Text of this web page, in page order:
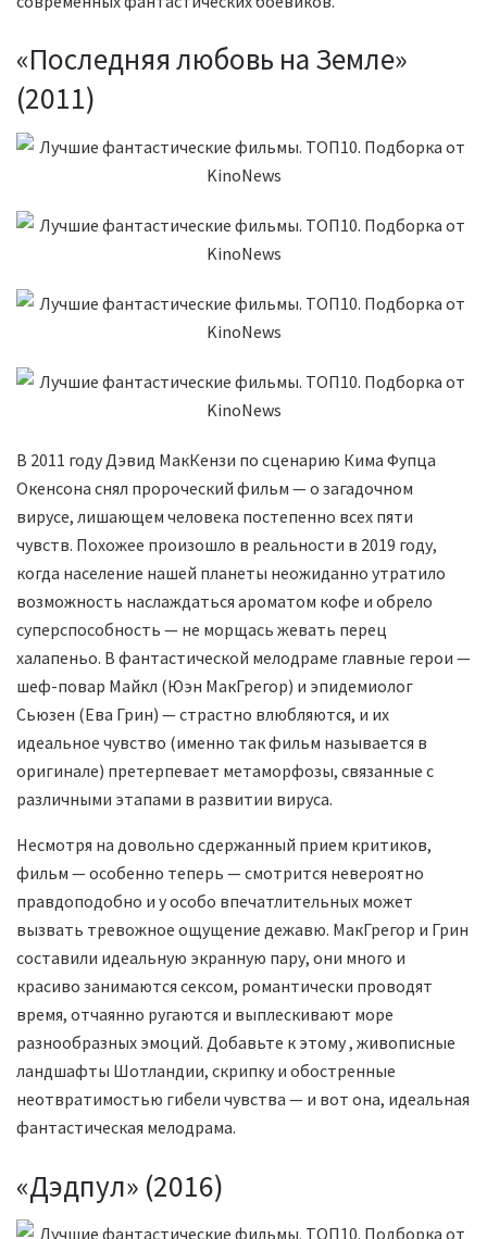
«Последняя любовь на Земле»
(2011)
В 2011 году Дэвид МакКензи по сценарию Кима Фупца
Окенсона снял пророческий фильм — о загадочном
вирусе, лишающем человека постепенно всех пяти
чувств. Похожее произошло в реальности в 2019 году,
когда население нашей планеты неожиданно утратило
возможность наслаждаться ароматом кофе и обрело
суперспособность — не морщась жевать перец
халапеньо. В фантастической мелодраме главные герои —
шеф-повар Майкл (Юэн МакГрегор) и эпидемиолог
Сьюзен (Ева Грин) — страстно влюбляются, и их
идеальное чувство (именно так фильм называется в
оригинале) претерпевает метаморфозы, связанные с
различными этапами в развитии вируса.
Несмотря на довольно сдержанный прием критиков,
фильм — особенно теперь — смотрится невероятно
правдоподобно и у особо впечатлительных может
вызвать тревожное ощущение дежавю. МакГрегор и Грин
составили идеальную экранную пару, они много и
красиво занимаются сексом, романтически проводят
время, отчаянно ругаются и выплескивают море
разнообразных эмоций. Добавьте к этому , живописные
ландшафты Шотландии, скрипку и обостренные
неотвратимостью гибели чувства — и вот она, идеальная
фантастическая мелодрама.
«Дэдпул» (2016)